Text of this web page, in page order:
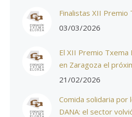
Finalistas XII Premio
03/03/2026
El XII Premio
en Zaragoza el
21/02/2026
Comida solidaria por
DANA: el sector